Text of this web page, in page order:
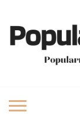
content